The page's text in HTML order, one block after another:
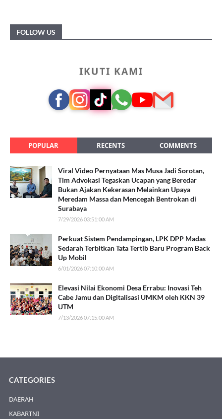
FOLLOW US
IKUTI KAMI
POPULAR RECENTS COMMENTS
Viral Video Pernyataan Mas Musa Jadi Sorotan,
Tim Advokasi Tegaskan Ucapan yang Beredar
Bukan Ajakan Kekerasan Melainkan Upaya
Meredam Massa dan Mencegah Bentrokan di
Surabaya
7/29/2026 03:51:00 AM
Perkuat Sistem Pendampingan, LPK DPP Madas
Sedarah Terbitkan Tata Tertib Baru Program Back
Up Mobil
6/01/2026 07:10:00 AM
Elevasi Nilai Ekonomi Desa Errabu: Inovasi Teh
Cabe Jamu dan Digitalisasi UMKM oleh KKN 39
UTM
7/13/2026 07:15:00 AM
CATEGORIES
DAERAH
KABARTNI